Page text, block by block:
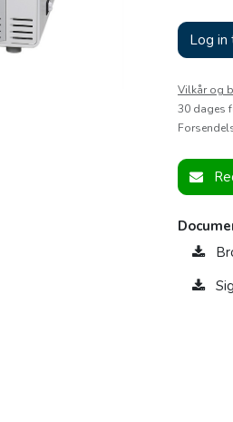
Log in
Vilkår og
30 dages